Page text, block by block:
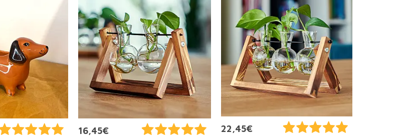
16,45€
22,45€